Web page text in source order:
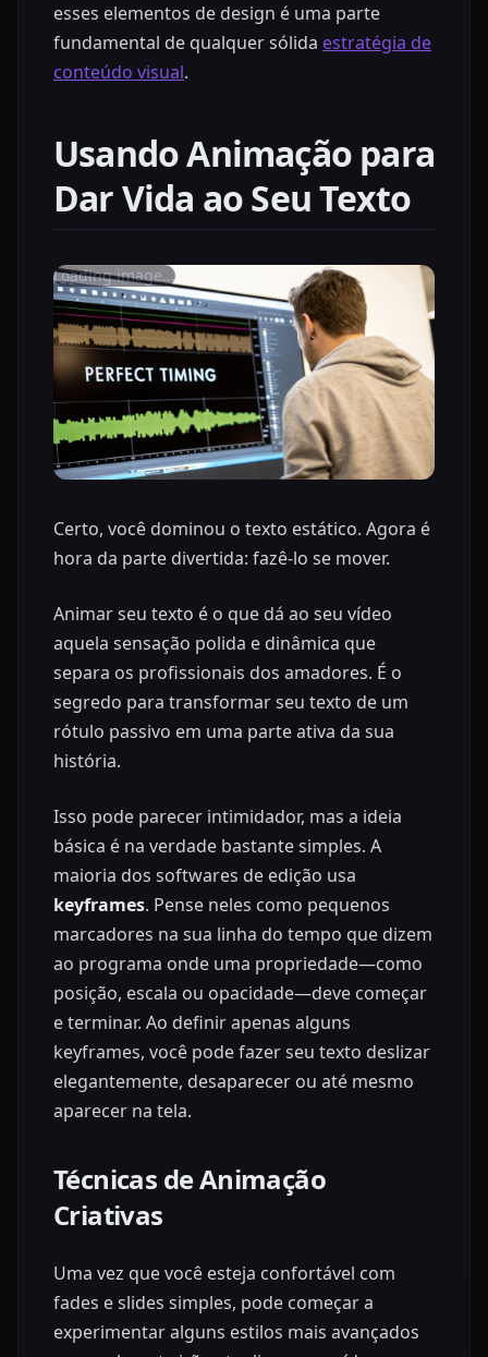
esses elementos de design é uma parte
fundamental de qualquer sólida estratégia de
conteúdo visual.
Usando Animação para
Dar Vida ao Seu Texto
Loading image...
Certo, você dominou o texto estático. Agora é
hora da parte divertida: fazê-lo se mover.
Animar seu texto é o que dá ao seu vídeo
aquela sensação polida e dinâmica que
separa os profissionais dos amadores. É o
segredo para transformar seu texto de um
rótulo passivo em uma parte ativa da sua
história.
Isso pode parecer intimidador, mas a ideia
básica é na verdade bastante simples. A
maioria dos softwares de edição usa
keyframes. Pense neles como pequenos
marcadores na sua linha do tempo que dizem
ao programa onde uma propriedade—como
posição, escala ou opacidade—deve começar
e terminar. Ao definir apenas alguns
keyframes, você pode fazer seu texto deslizar
elegantemente, desaparecer ou até mesmo
aparecer na tela.
Técnicas de Animação
Criativas
Uma vez que você esteja confortável com
fades e slides simples, pode começar a
experimentar alguns estilos mais avançados